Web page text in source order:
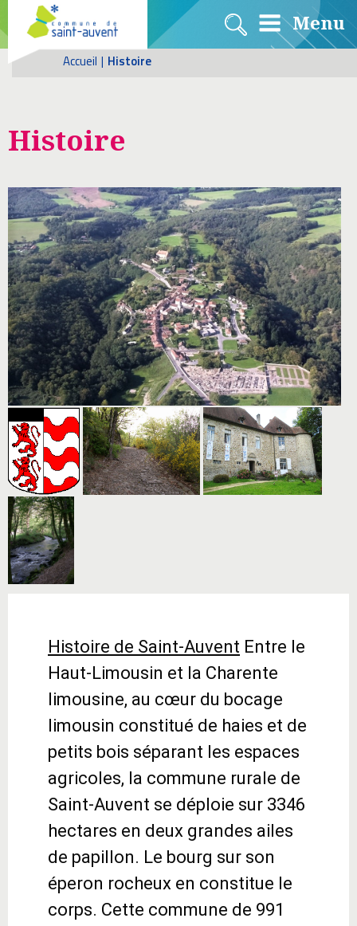
Menu
Accueil | Histoire
Histoire
Histoire de Saint-Auvent Entre le
Haut-Limousin et la Charente
limousine, au cœur du bocage
limousin constitué de haies et de
petits bois séparant les espaces
agricoles, la commune rurale de
Saint-Auvent se déploie sur 3346
hectares en deux grandes ailes
de papillon. Le bourg sur son
éperon rocheux en constitue le
corps. Cette commune de 991